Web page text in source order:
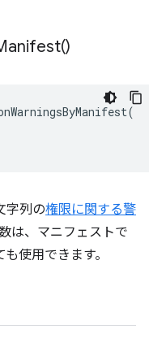
)
(
字列の権限に関する警
は、マニフェストで
使用できます。